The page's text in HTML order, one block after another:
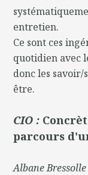
entretien.
Ce sont ces
quotidien avec
donc les
être.
CIO :
parcours
Albane